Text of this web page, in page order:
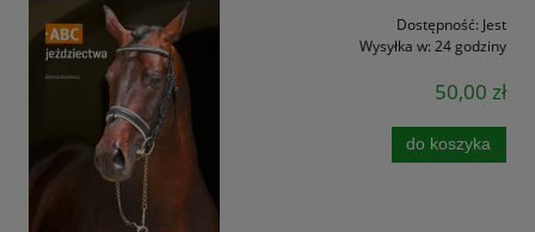
Dostępność: Jest
Wysyłka w: 24 godziny
50,00 zł
do koszyka